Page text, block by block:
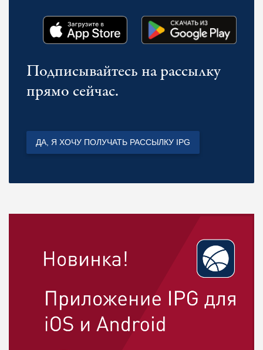
Подписывайтесь на рассылку
прямо сейчас.
ДА, Я ХОЧУ ПОЛУЧАТЬ РАССЫЛКУ IPG